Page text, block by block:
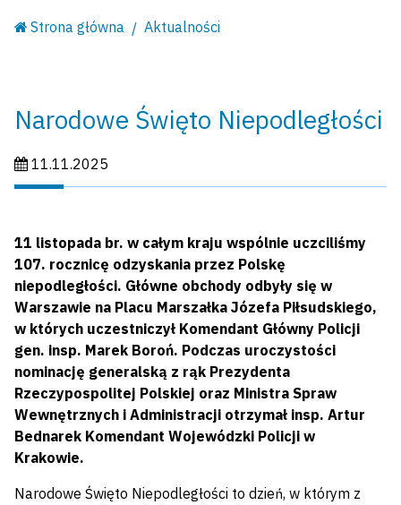
Strona główna Aktualności
Narodowe Święto Niepodległości
Data publikacji:
11.11.2025
11 listopada br. w całym kraju wspólnie uczciliśmy
107. rocznicę odzyskania przez Polskę
niepodległości. Główne obchody odbyły się w
Warszawie na Placu Marszałka Józefa Piłsudskiego,
w których uczestniczył Komendant Główny Policji
gen. insp. Marek Boroń. Podczas uroczystości
nominację generalską z rąk Prezydenta
Rzeczypospolitej Polskiej oraz Ministra Spraw
Wewnętrznych i Administracji otrzymał insp. Artur
Bednarek Komendant Wojewódzki Policji w
Krakowie.
Narodowe Święto Niepodległości to dzień, w którym z